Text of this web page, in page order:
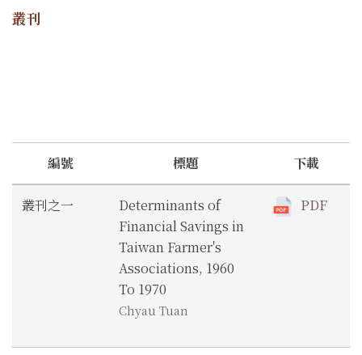
叢刊
編號 標題 下載
叢刊之一
Determinants of
Financial Savings in
Taiwan Farmer's
Associations, 1960
To 1970
Chyau Tuan
PDF